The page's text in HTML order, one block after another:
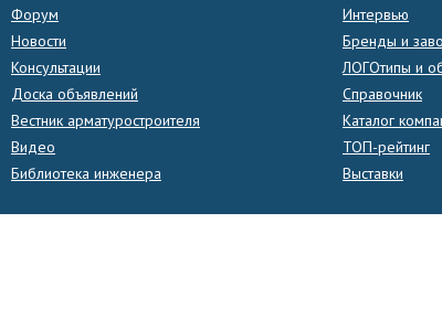
Форум
Новости
Консультации
Доска объявлений
Вестник арматуростроителя
Видео
Библиотека инженера
Интервью
Бренды и
ЛОГОтипы и
Справочник
Каталог
ТОП-рейтинг
Выставки